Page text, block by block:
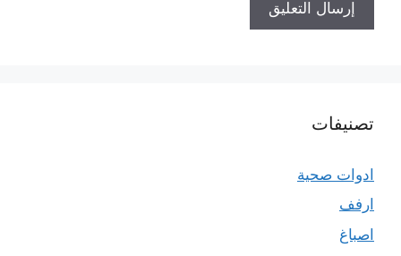
تصنيفات
ادوات صحية
ارفف
اصباغ